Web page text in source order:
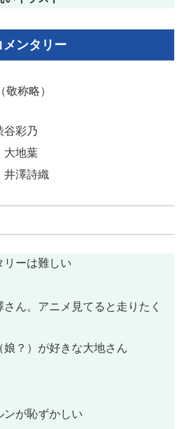
ンタリー
称略）
谷彩乃
大地葉
井澤詩織
リーは難しい
ん。アニメ見てると走りたく
娘？）が好きな大地さん
ンが恥ずかしい